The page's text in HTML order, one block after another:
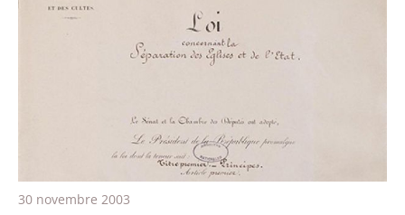
30 novembre 2003